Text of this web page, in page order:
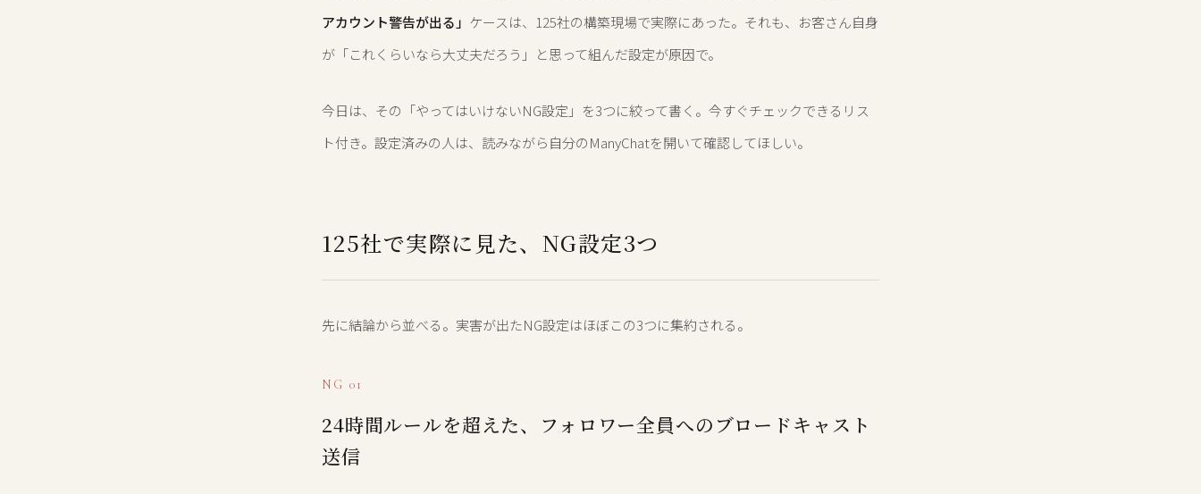
アカウント警告が出る」 ケースは、125社の構築現場で実際にあった。それも、お客さん自身
が「これくらいなら大丈夫だろう」と思って組んだ設定が原因で。
今日は、その「やってはいけないNG設定」を3つに絞って書く。今すぐチェックできるリス
ト付き。設定済みの人は、読みながら自分のManyChatを開いて確認してほしい。
125社で実際に見た、NG設定3つ
先に結論から並べる。実害が出たNG設定はほぼこの3つに集約される。
NG 01
24時間ルールを超えた、フォロワー全員へのブロードキャスト
送信